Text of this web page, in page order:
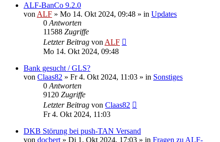
ALF-BanCo 9.2.0
von ALF » Mo 14. Okt 2024, 09:48 » in Updates
0 Antworten
11588 Zugriffe
Letzter Beitrag von ALF
Mo 14. Okt 2024, 09:48
Bank gesucht / GLS?
von Claas82 » Fr 4. Okt 2024, 11:03 » in Sonstiges
0 Antworten
9120 Zugriffe
Letzter Beitrag von Claas82
Fr 4. Okt 2024, 11:03
DKB Störung bei push-TAN Versand
von docbert » Di 1. Okt 2024, 17:03 » in Fragen zu ALF-